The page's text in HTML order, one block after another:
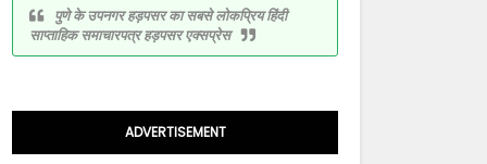
पुणे के उपनगर हड़पसर का सबसे लोकप्रिय हिंदी
साप्ताहिक समाचारपत्र हड़पसर एक्सप्रेस
ADVERTISEMENT